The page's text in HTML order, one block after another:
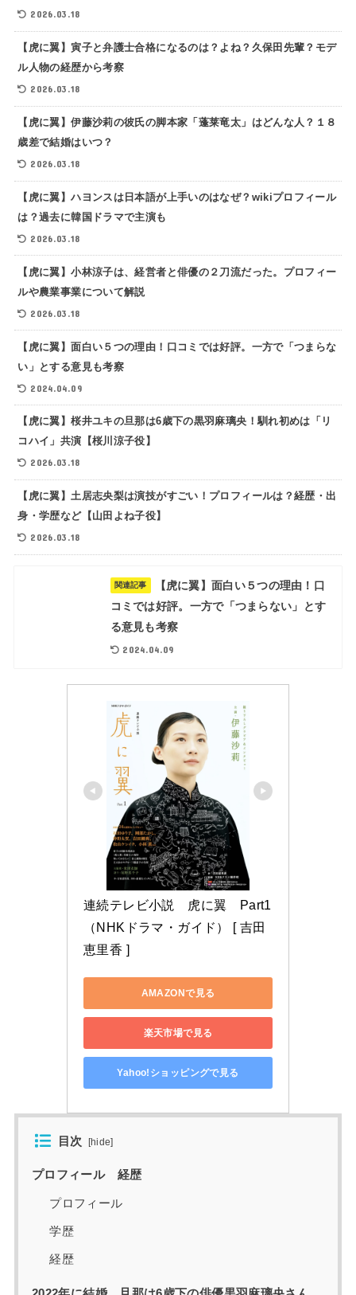
2026.03.18
【虎に翼】寅子と弁護士合格になるのは？よね？久保田先輩？モデ
ル人物の経歴から考察
2026.03.18
【虎に翼】伊藤沙莉の彼氏の脚本家「蓬莱竜太」はどんな人？１８
歳差で結婚はいつ？
2026.03.18
【虎に翼】ハヨンスは日本語が上手いのはなぜ？wikiプロフィール
は？過去に韓国ドラマで主演も
2026.03.18
【虎に翼】小林涼子は、経営者と俳優の２刀流だった。プロフィー
ルや農業事業について解説
2026.03.18
【虎に翼】面白い５つの理由！口コミでは好評。一方で「つまらな
い」とする意見も考察
2024.04.09
【虎に翼】桜井ユキの旦那は6歳下の黒羽麻璃央！馴れ初めは「リ
コハイ」共演【桜川涼子役】
2026.03.18
【虎に翼】土居志央梨は演技がすごい！プロフィールは？経歴・出
身・学歴など【山田よね子役】
2026.03.18
関連記事
【虎に翼】面白い５つの理由！口
コミでは好評。一方で「つまらない」とす
る意見も考察
2024.04.09
連続テレビ小説　虎に翼　Part1
（NHKドラマ・ガイド） [ 吉田
恵里香 ]
AMAZONで見る
楽天市場で見る
Yahoo!ショッピングで見る
目次 [hide]
プロフィール 経歴
プロフィール
学歴
経歴